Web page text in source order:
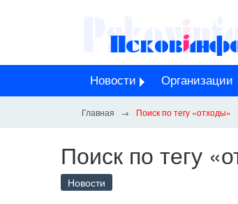
Новости Организации
Поиск по тегу «отходы»
Поиск по тегу
Новости